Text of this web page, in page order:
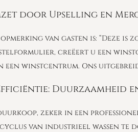
door Upselling en
van gasten is: “Deze
creëert u een
winstcentrum. Ons
Duurzaamheid
zeker in een
van industrieel wassen te